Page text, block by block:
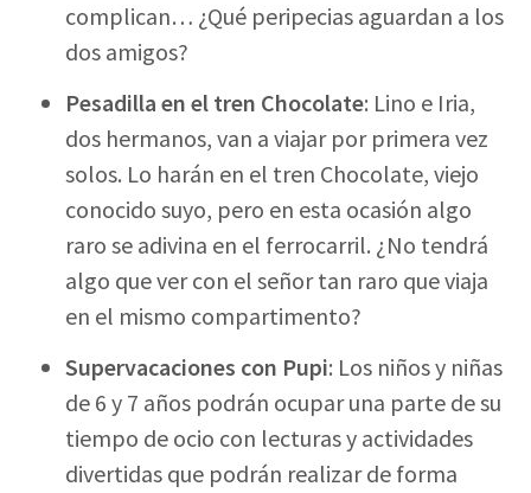
complican… ¿Qué peripecias aguardan a los
dos amigos?
Pesadilla en el tren Chocolate: Lino e Iria,
dos hermanos, van a viajar por primera vez
solos. Lo harán en el tren Chocolate, viejo
conocido suyo, pero en esta ocasión algo
raro se adivina en el ferrocarril. ¿No tendrá
algo que ver con el señor tan raro que viaja
en el mismo compartimento?
Supervacaciones con Pupi: Los niños y niñas
de 6 y 7 años podrán ocupar una parte de su
tiempo de ocio con lecturas y actividades
divertidas que podrán realizar de forma